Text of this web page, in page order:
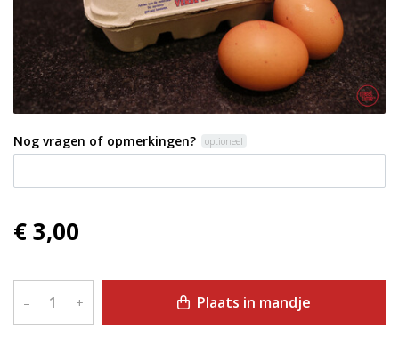
Nog vragen of opmerkingen? optioneel
€ 3,00
– + Plaats in mandje